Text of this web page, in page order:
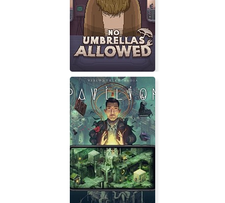
KINGDOM HEARTS Melody of
Memory
No Umbrellas Allowed